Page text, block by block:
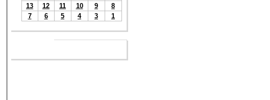
13
12 11 10 9
8
7
6 5 4 3 1